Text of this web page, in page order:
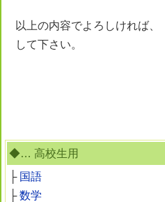
◆… 高校生用
├ 国語
├数学
以上の内容でよろしければ、
して下さい。